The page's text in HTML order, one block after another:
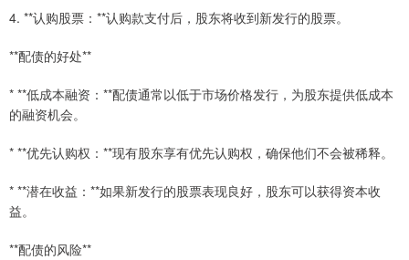
4. **认购股票：**认购款支付后，股东将收到新发行的股票。
**配债的好处**
* **低成本融资：**配债通常以低于市场价格发行，为股东提供低成本
的融资机会。
* **优先认购权：**现有股东享有优先认购权，确保他们不会被稀释。
* **潜在收益：**如果新发行的股票表现良好，股东可以获得资本收
益。
**配债的风险**